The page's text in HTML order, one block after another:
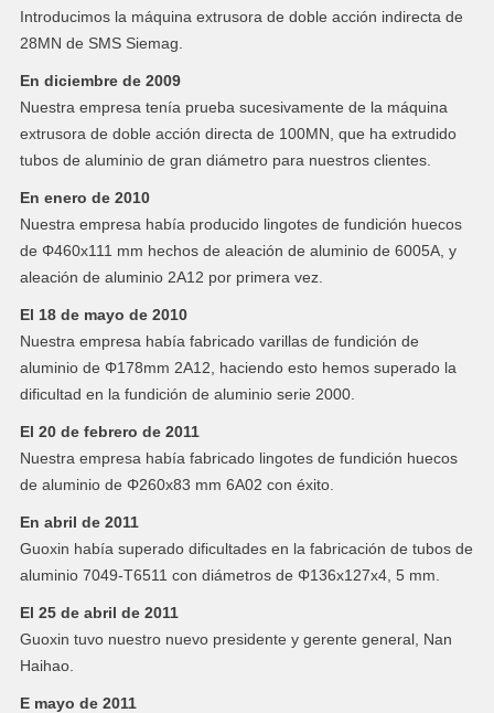
Introducimos la máquina extrusora de doble acción indirecta de
28MN de SMS Siemag.
En diciembre de 2009
Nuestra empresa tenía prueba sucesivamente de la máquina
extrusora de doble acción directa de 100MN, que ha extrudido
tubos de aluminio de gran diámetro para nuestros clientes.
En enero de 2010
Nuestra empresa había producido lingotes de fundición huecos
de Φ460x111 mm hechos de aleación de aluminio de 6005A, y
aleación de aluminio 2A12 por primera vez.
El 18 de mayo de 2010
Nuestra empresa había fabricado varillas de fundición de
aluminio de Φ178mm 2A12, haciendo esto hemos superado la
dificultad en la fundición de aluminio serie 2000.
El 20 de febrero de 2011
Nuestra empresa había fabricado lingotes de fundición huecos
de aluminio de Φ260x83 mm 6A02 con éxito.
En abril de 2011
Guoxin había superado dificultades en la fabricación de tubos de
aluminio 7049-T6511 con diámetros de Φ136x127x4, 5 mm.
El 25 de abril de 2011
Guoxin tuvo nuestro nuevo presidente y gerente general, Nan
Haihao.
E mayo de 2011